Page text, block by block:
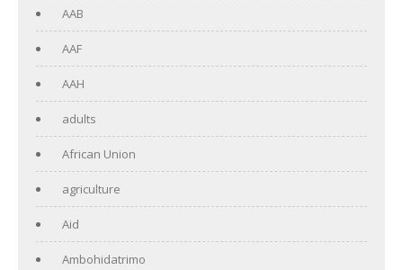
AAB
AAF
AAH
adults
African Union
agriculture
Aid
Ambohidatrimo